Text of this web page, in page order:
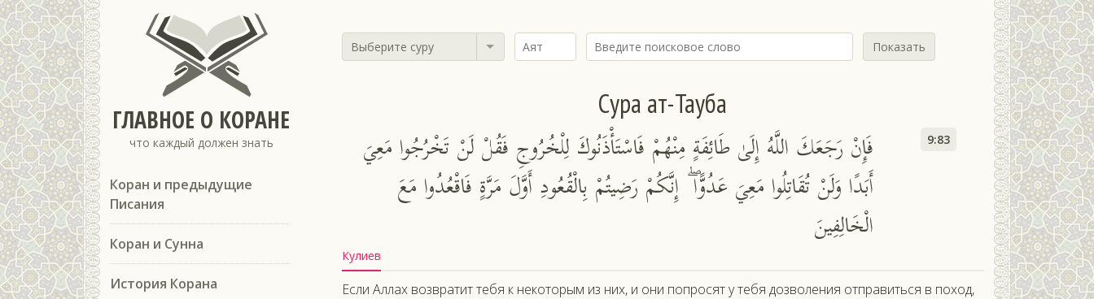
ГЛАВНОЕ О КОРАНЕ
что каждый должен знать
Коран и предыдущие
Писания
Коран и Сунна
История Корана
Выберите суру Показать
Сура ат-Тауба
فَإِنْ رَجَعَكَ اللَّهُ إِلَىٰ طَائِفَةٍ مِنْهُمْ فَاسْتَأْذَنُوكَ لِلْخُرُوجِ فَقُلْ لَنْ تَخْرُجُوا مَعِيَ
أَبَدًا وَلَنْ تُقَاتِلُوا مَعِيَ عَدُوًّا ۖ إِنَّكُمْ رَضِيتُمْ بِالْقُعُودِ أَوَّلَ مَرَّةٍ فَاقْعُدُوا مَعَ
الْخَالِفِينَ
9:83
Кулиев
Если Аллах возвратит тебя к некоторым из них, и они попросят у тебя дозволения отправиться в поход,